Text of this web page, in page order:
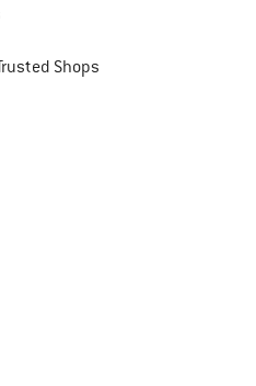
ShopsTrouve toutes les